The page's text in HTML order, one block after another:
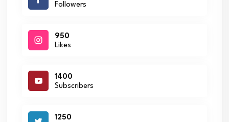
Followers
950
Likes
1400
Subscribers
1250